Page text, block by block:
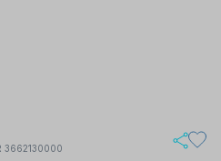
3662130000